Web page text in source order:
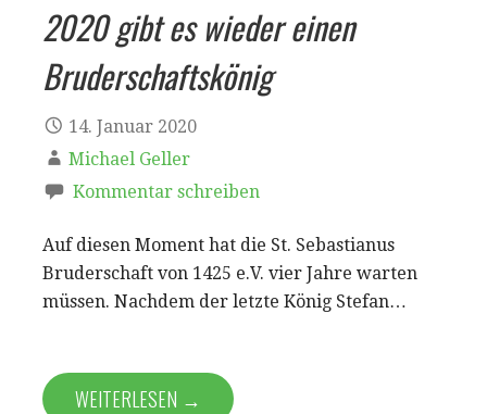
2020 gibt es wieder einen
Bruderschaftskönig
14. Januar 2020
Michael Geller
Kommentar schreiben
Auf diesen Moment hat die St. Sebastianus
Bruderschaft von 1425 e.V. vier Jahre warten
müssen. Nachdem der letzte König Stefan…
WEITERLESEN →